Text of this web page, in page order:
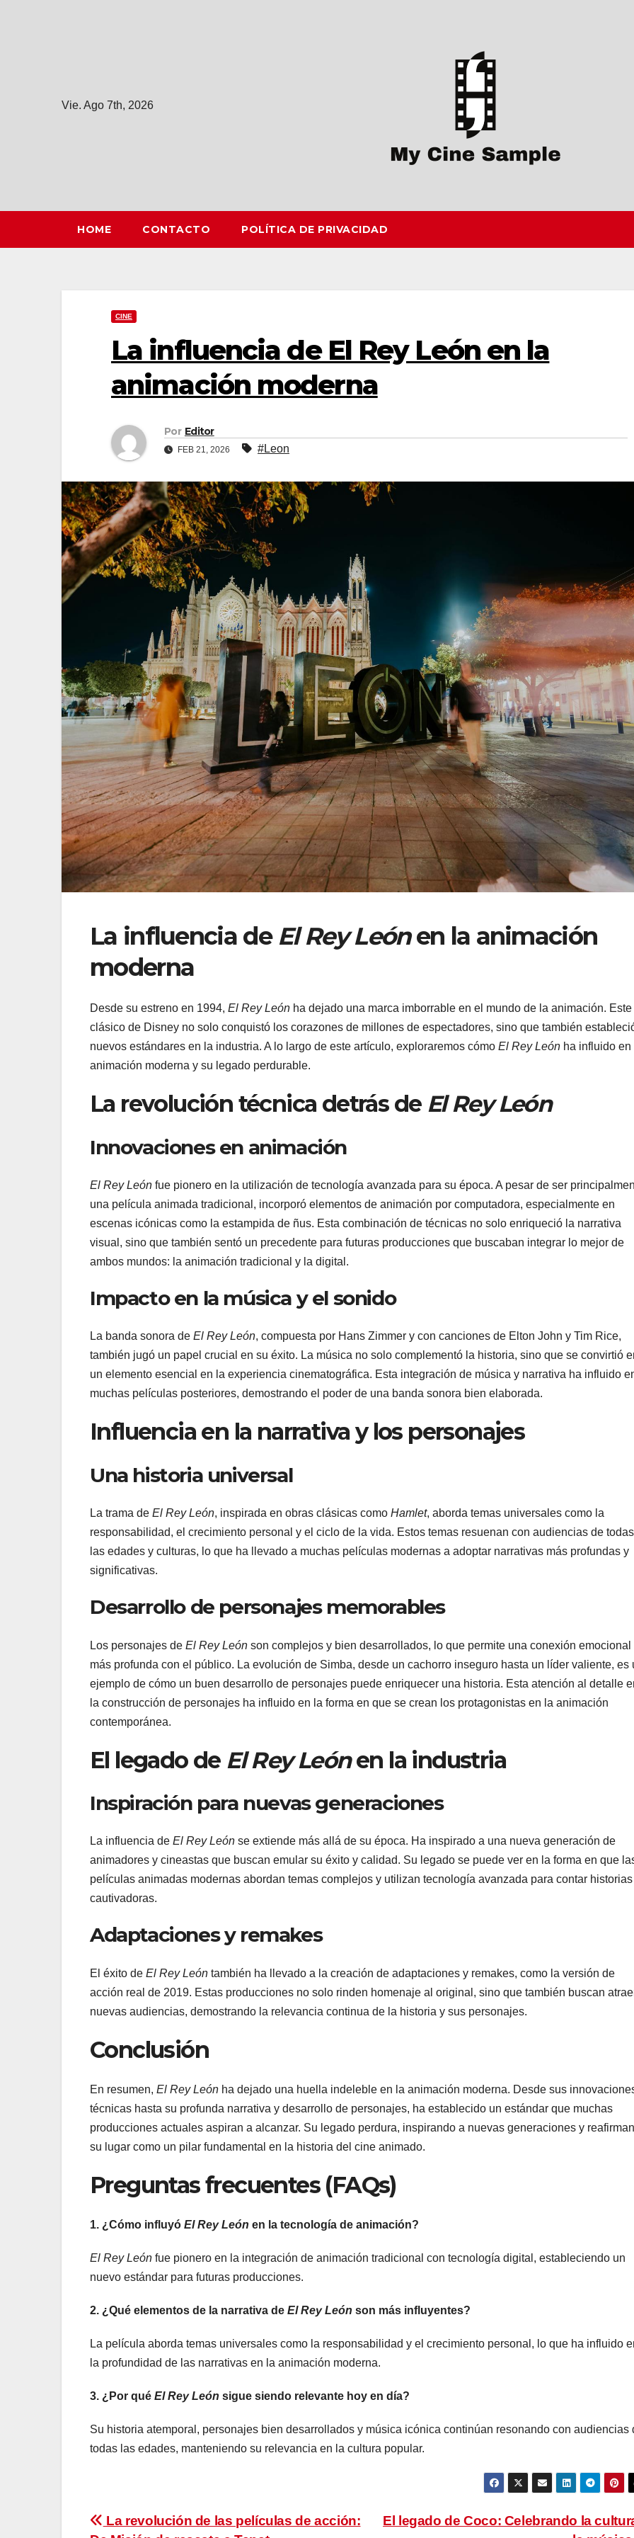
Vie. Ago 7th, 2026
HOME CONTACTO POLÍTICA DE PRIVACIDAD
CINE
La influencia de El Rey León en la
animación moderna
Por Editor
FEB 21, 2026 #Leon
La influencia de El Rey Leónen la animación
moderna
Desde su estreno en 1994, El Rey León ha dejado una marca imborrable en el mundo de la animación. Este
clásico de Disney no solo conquistó los corazones de millones de espectadores, sino que también
nuevos estándares en la industria. A lo largo de este artículo, exploraremos cómo El Rey León ha influido en
animación moderna y su legado perdurable.
La revolución técnica detrás de El Rey León
Innovaciones en animación
El Rey León fue pionero en la utilización de tecnología avanzada para su época. A pesar de ser
una película animada tradicional, incorporó elementos de animación por computadora, especialmente en
escenas icónicas como la estampida de ñus. Esta combinación de técnicas no solo enriqueció la narrativa
visual, sino que también sentó un precedente para futuras producciones que buscaban integrar lo mejor de
ambos mundos: la animación tradicional y la digital.
Impacto en la música y el sonido
La banda sonora de El Rey León, compuesta por Hans Zimmer y con canciones de Elton John y Tim Rice,
también jugó un papel crucial en su éxito. La música no solo complementó la historia, sino que se convirtió
un elemento esencial en la experiencia cinematográfica. Esta integración de música y narrativa ha influido
muchas películas posteriores, demostrando el poder de una banda sonora bien elaborada.
Influencia en la narrativa y los personajes
Una historia universal
La trama de El Rey León, inspirada en obras clásicas como Hamlet, aborda temas universales como la
responsabilidad, el crecimiento personal y el ciclo de la vida. Estos temas resuenan con audiencias de todas
las edades y culturas, lo que ha llevado a muchas películas modernas a adoptar narrativas más profundas y
significativas.
Desarrollo de personajes memorables
Los personajes de El Rey León son complejos y bien desarrollados, lo que permite una conexión emocional
más profunda con el público. La evolución de Simba, desde un cachorro inseguro hasta un líder valiente, es
ejemplo de cómo un buen desarrollo de personajes puede enriquecer una historia. Esta atención al detalle
la construcción de personajes ha influido en la forma en que se crean los protagonistas en la animación
contemporánea.
El legado de El Rey Leónen la industria
Inspiración para nuevas generaciones
La influencia de El Rey León se extiende más allá de su época. Ha inspirado a una nueva generación de
animadores y cineastas que buscan emular su éxito y calidad. Su legado se puede ver en la forma en que
películas animadas modernas abordan temas complejos y utilizan tecnología avanzada para contar historias
cautivadoras.
Adaptaciones y remakes
El éxito de El Rey León también ha llevado a la creación de adaptaciones y remakes, como la versión de
acción real de 2019. Estas producciones no solo rinden homenaje al original, sino que también buscan
nuevas audiencias, demostrando la relevancia continua de la historia y sus personajes.
Conclusión
En resumen, El Rey León ha dejado una huella indeleble en la animación moderna. Desde sus
técnicas hasta su profunda narrativa y desarrollo de personajes, ha establecido un estándar que muchas
producciones actuales aspiran a alcanzar. Su legado perdura, inspirando a nuevas generaciones y
su lugar como un pilar fundamental en la historia del cine animado.
Preguntas frecuentes (FAQs)
1. ¿Cómo influyó El Rey León en la tecnología de animación?
El Rey León fue pionero en la integración de animación tradicional con tecnología digital, estableciendo un
nuevo estándar para futuras producciones.
2. ¿Qué elementos de la narrativa de El Rey León son más influyentes?
La película aborda temas universales como la responsabilidad y el crecimiento personal, lo que ha influido
la profundidad de las narrativas en la animación moderna.
3. ¿Por qué El Rey León sigue siendo relevante hoy en día?
Su historia atemporal, personajes bien desarrollados y música icónica continúan resonando con audiencias
todas las edades, manteniendo su relevancia en la cultura popular.
Navegación
El legado de Coco: Celebrando la
La revolución de las películas de acción: